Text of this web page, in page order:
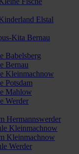
Elstal
Kita Bernau
Babelsberg
Bernau
Kleinmachnow
Potsdam
Mahlow
Werder
Hermannswerder
Kleinmachnow
Kleinmachnow
Werder